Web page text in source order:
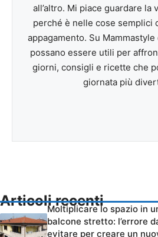
all’altro. Mi piace guardare la
perché è nelle cose semplici
appagamento. Su
possano essere utili per
giorni, consigli e ricette che
giornata più
Articoli recenti
Moltiplicare lo spazio in
balcone stretto: l’errore
evitare per creare un